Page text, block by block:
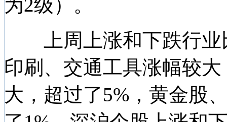
为2级）。
上周上涨和下跌行业
印刷、交通工具涨幅较
大，超过了5%，黄金股